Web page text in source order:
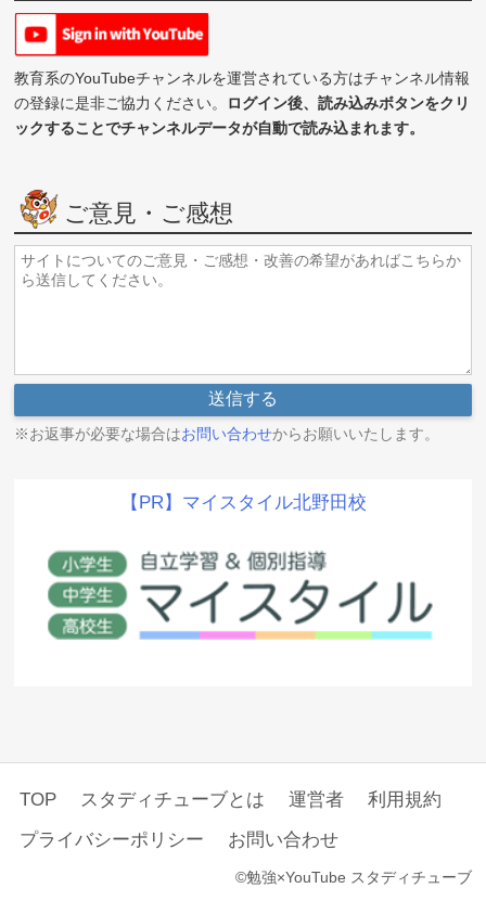
教育系のYouTubeチャンネルを運営されている方はチャンネル情報
の登録に是非ご協力ください。 ログイン後、読み込みボタンをクリ
ックすることでチャンネルデータが自動で読み込まれます。
ご意見・ご感想
※お返事が必要な場合はお問い合わせからお願いいたします。
【PR】マイスタイル北野田校
TOP スタディチューブとは 運営者
利用規約
プライバシーポリシー
お問い合わせ
©勉強×YouTube スタディチューブ